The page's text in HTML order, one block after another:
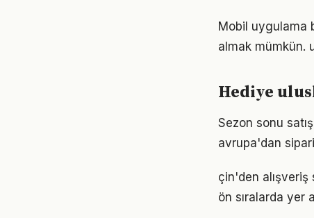
Mobil uygulama
almak mümkün.
Hediye
Sezon sonu
avrupa'dan
çin'den alışveriş
ön sıralarda yer